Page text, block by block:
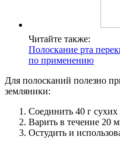
Читайте также:
Полоскание рта
по применению
Для полосканий полезно
земляники:
Соединить 40 г
Варить в течение 20
Остудить и